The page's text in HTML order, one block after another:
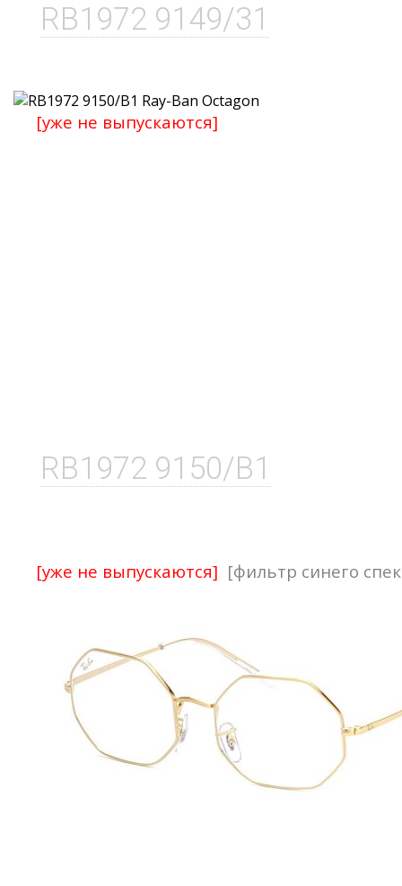
RB1972 9149/31
RB1972 9150/B1
[уже не выпускаются]
[уже не выпускаются] [фильтр синего